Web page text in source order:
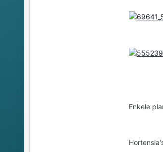
Enkele